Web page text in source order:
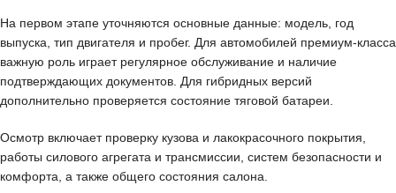
На первом этапе уточняются основные данные: модель, год
выпуска, тип двигателя и пробег. Для автомобилей премиум-класса
важную роль играет регулярное обслуживание и наличие
подтверждающих документов. Для гибридных версий
дополнительно проверяется состояние тяговой батареи.
Осмотр включает проверку кузова и лакокрасочного покрытия,
работы силового агрегата и трансмиссии, систем безопасности и
комфорта, а также общего состояния салона.